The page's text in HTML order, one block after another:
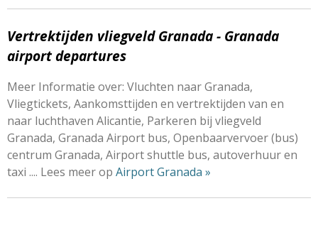
Vertrektijden vliegveld Granada - Granada
airport departures
Meer Informatie over: Vluchten naar Granada,
Vliegtickets, Aankomsttijden en vertrektijden van en
naar luchthaven Alicantie, Parkeren bij vliegveld
Granada, Granada Airport bus, Openbaarvervoer (bus)
centrum Granada, Airport shuttle bus, autoverhuur en
taxi .... Lees meer op Airport Granada »